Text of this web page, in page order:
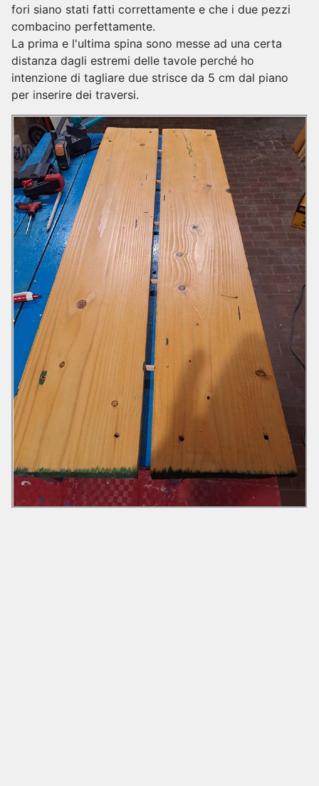
fori siano stati fatti correttamente e che i due pezzi
combacino perfettamente.
La prima e l'ultima spina sono messe ad una certa
distanza dagli estremi delle tavole perché ho
intenzione di tagliare due strisce da 5 cm dal piano
per inserire dei traversi.